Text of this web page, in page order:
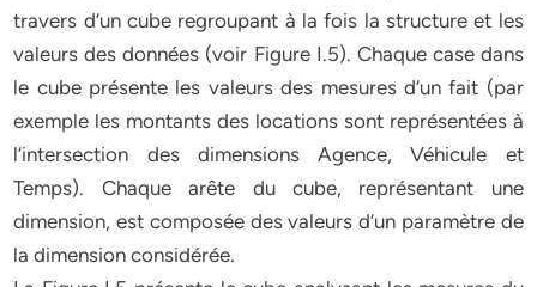
travers d’un cube regroupant à la fois la structure et les
valeurs des données (voir Figure I.5). Chaque case dans
le cube présente les valeurs des mesures d’un fait (par
exemple les montants des locations sont représentées à
l’intersection des dimensions Agence, Véhicule et
Temps). Chaque arête du cube, représentant une
dimension, est composée des valeurs d’un paramètre de
la dimension considérée.